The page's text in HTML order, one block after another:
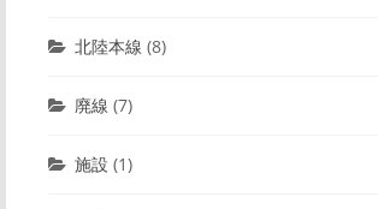
北陸本線 (8)
廃線 (7)
施設 (1)